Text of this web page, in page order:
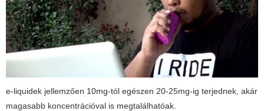
e-liquidek jellemzően 10mg-tól egészen 20-25mg-ig terjednek, akár
magasabb koncentrációval is megtalálhatóak.